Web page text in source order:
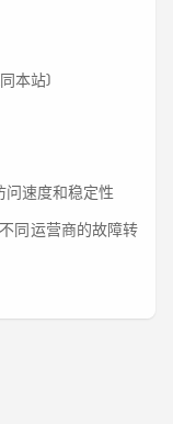
本站)
问速度和稳定性
同运营商的故障转